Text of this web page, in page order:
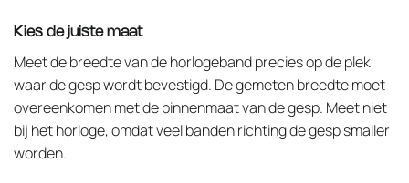
Kies de juiste maat
Meet de breedte van de horlogeband precies op de plek
waar de gesp wordt bevestigd. De gemeten breedte moet
overeenkomen met de binnenmaat van de gesp. Meet niet
bij het horloge, omdat veel banden richting de gesp smaller
worden.